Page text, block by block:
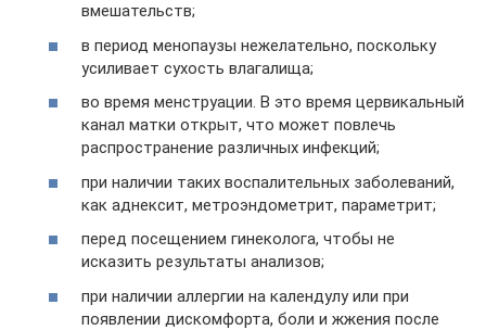
вмешательств;
в период менопаузы нежелательно, поскольку
усиливает сухость влагалища;
во время менструации. В это время цервикальный
канал матки открыт, что может повлечь
распространение различных инфекций;
при наличии таких воспалительных заболеваний,
как аднексит, метроэндометрит, параметрит;
перед посещением гинеколога, чтобы не
исказить результаты анализов;
при наличии аллергии на календулу или при
появлении дискомфорта, боли и жжения после